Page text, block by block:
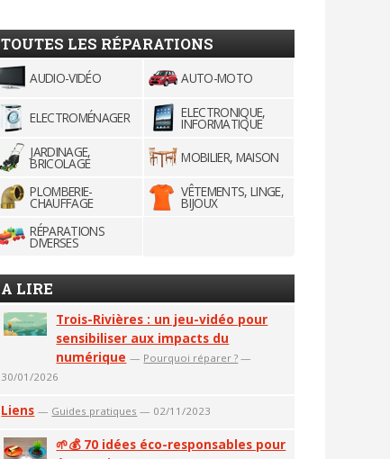
TOUTES LES RÉPARATIONS
AUDIO-VIDÉO AUTO-MOTO
ELECTROMÉNAGER ELECTRONIQUE,
INFORMATIQUE
JARDINAGE,
BRICOLAGE
MOBILIER, MAISON
PLOMBERIE-
CHAUFFAGE
VÊTEMENTS, LINGE,
BIJOUX
RÉPARATIONS
DIVERSES
A LIRE
Trois-Rivières : un jeu-vidéo pour
sensibiliser aux impacts du
numérique — Pourquoi réparer ? —
30/01/2026
Liens — Guides pratiques — 02/11/2023
🌱💰 70 idées éco-responsables pour